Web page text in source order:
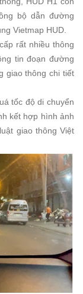
bộ dẫn đường
Vietmap HUD.
rất nhiều thông
tin đoạn đường
giao thông chi tiết
tốc độ di chuyển
kết hợp hình ảnh
giao thông Việt